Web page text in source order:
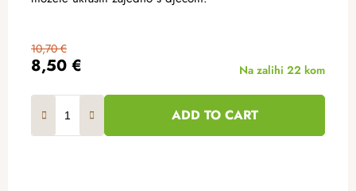
8,50 €
10,70 €
Na zalihi 22 kom
ADD TO CART